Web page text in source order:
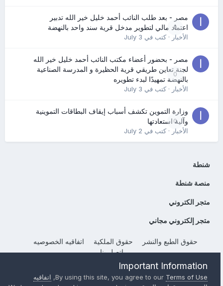
0
مصر - بعد طلب النائب أحمد خليل خير الله تدبير
اعتماد مالي لتطوير مدخل قرية سند واحد بالنهضة
الأخبار· كتب في July 3
0
مصر - بحضور أعضاء مكتب النائب أحمد خليل خير الله
لجنة تعاين طريقي قرية الحظيرة و المدرسة الصناعية
بالنهضة تمهيدًا لبدء تطويره
الأخبار· كتب في July 3
0
وزارة التموين تكشف أسباب إيقاف البطاقات التموينية
وآلية استعادتها
الأخبار· كتب في July 2
شنطة
منصة شنطة
متجر الكتروني
متجر إلكتروني مجاني
حقوق الطبع والنشر حقوق الملكية
اتفاقيه الخصوصيه
إتصل بنا
Powered by Invision CommunityImportant Information
By using this site, you agree to ourTerms of Use
, اتفاقيه